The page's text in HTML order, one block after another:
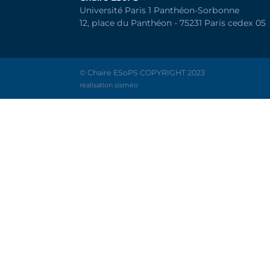
Université Paris 1 Panthéon-Sorbonne
12, place du Panthéon - 75231 Paris cedex 05
© Chaire ESoPS COPYRIGHT 2023
réalisation sisméo